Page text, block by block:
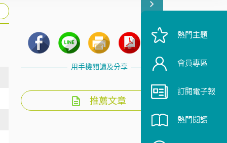
用手機閱讀及分享
推薦文章
熱門主題
會員專區
訂閱電子報
熱門閱讀